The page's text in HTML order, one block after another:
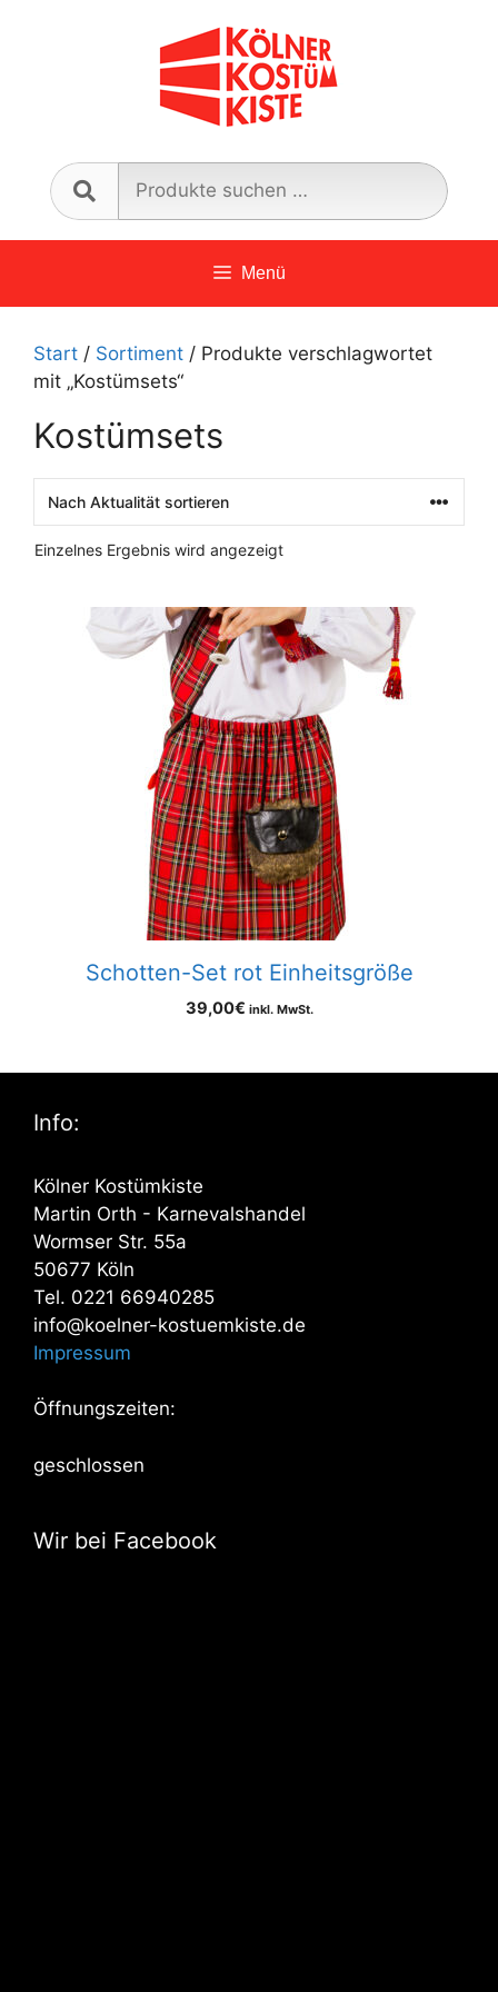
nach:
Menü
Start / Sortiment / Produkte verschlagwortet
mit „Kostümsets“
Kostümsets
Einzelnes Ergebnis wird angezeigt
Schotten-Set rot Einheitsgröße
39,00€ inkl. MwSt.
Info:
Kölner Kostümkiste
Martin Orth - Karnevalshandel
Wormser Str. 55a
50677 Köln
Tel. 0221 66940285
info@koelner-kostuemkiste.de
Impressum
Öffnungszeiten:
geschlossen
Wir bei Facebook